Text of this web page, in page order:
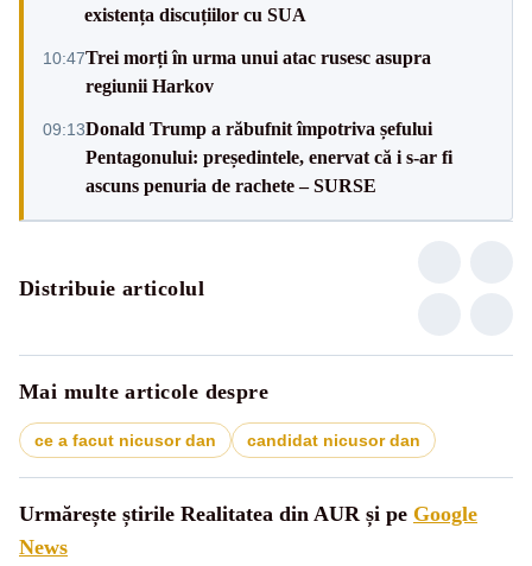
existența discuțiilor cu SUA
10:47Trei morți în urma unui atac rusesc asupra
regiunii Harkov
09:13Donald Trump a răbufnit împotriva șefului
Pentagonului: președintele, enervat că i s-ar fi
ascuns penuria de rachete – SURSE
Distribuie articolul
Mai multe articole despre
ce a facut nicusor dan candidat nicusor dan
Urmărește știrile Realitatea din AUR și pe Google
News